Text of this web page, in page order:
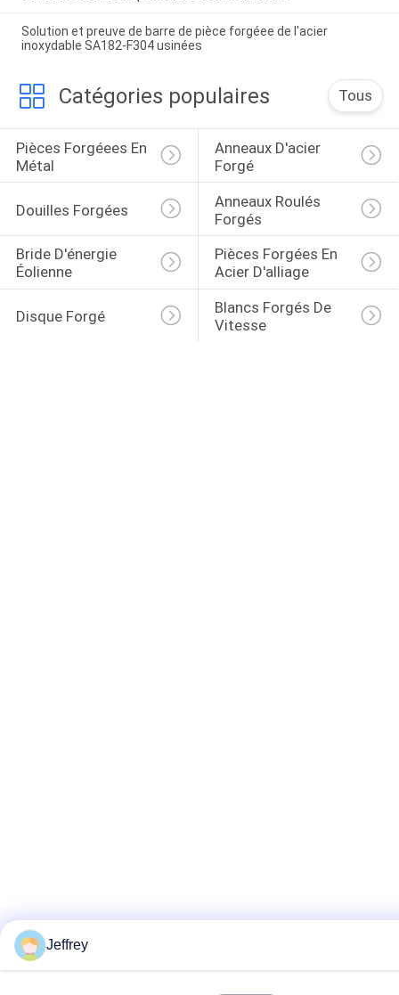
Solution et preuve de barre de pièce forgéee de l'acier
inoxydable SA182-F304 usinées
Catégories populaires Tous
Pièces Forgéees En
Métal
Anneaux D'acier
Forgé
Douilles Forgées
Anneaux Roulés
Forgés
Bride D'énergie
Éolienne
Pièces Forgées En
Acier D'alliage
Disque Forgé
Blancs Forgés De
Vitesse
Jeffrey